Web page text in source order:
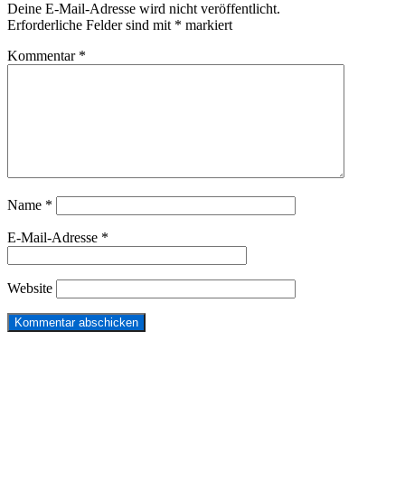
Deine E-Mail-Adresse wird nicht veröffentlicht.
Erforderliche Felder sind mit * markiert
Kommentar *
Name *
E-Mail-Adresse *
Website